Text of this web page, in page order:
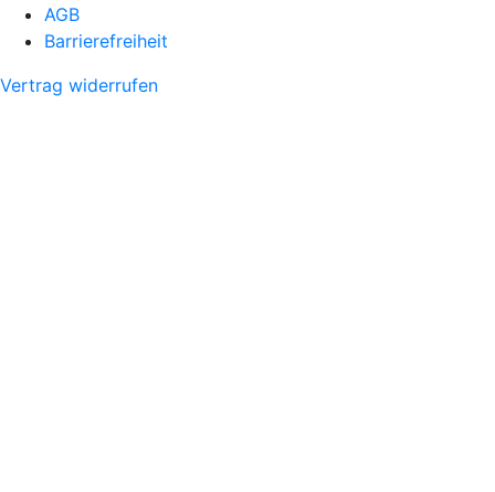
AGB
Barrierefreiheit
Vertrag widerrufen